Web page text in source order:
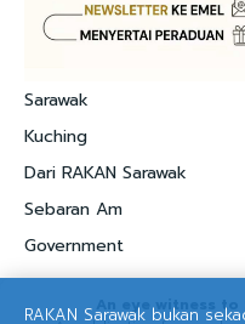
Sarawak
Kuching
Dari RAKAN Sarawak
Sebaran Am
Government
An eye witness
RAKAN Sarawak bukan